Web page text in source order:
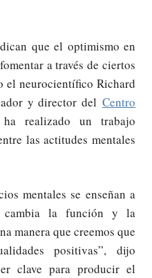
que el optimismo en
a través de ciertos
el neurocientífico Richard
y director del Centro
realizado un trabajo
las actitudes mentales
mentales se enseñan a
cambia la función y la
manera que creemos que
positivas”, dijo
clave para producir el